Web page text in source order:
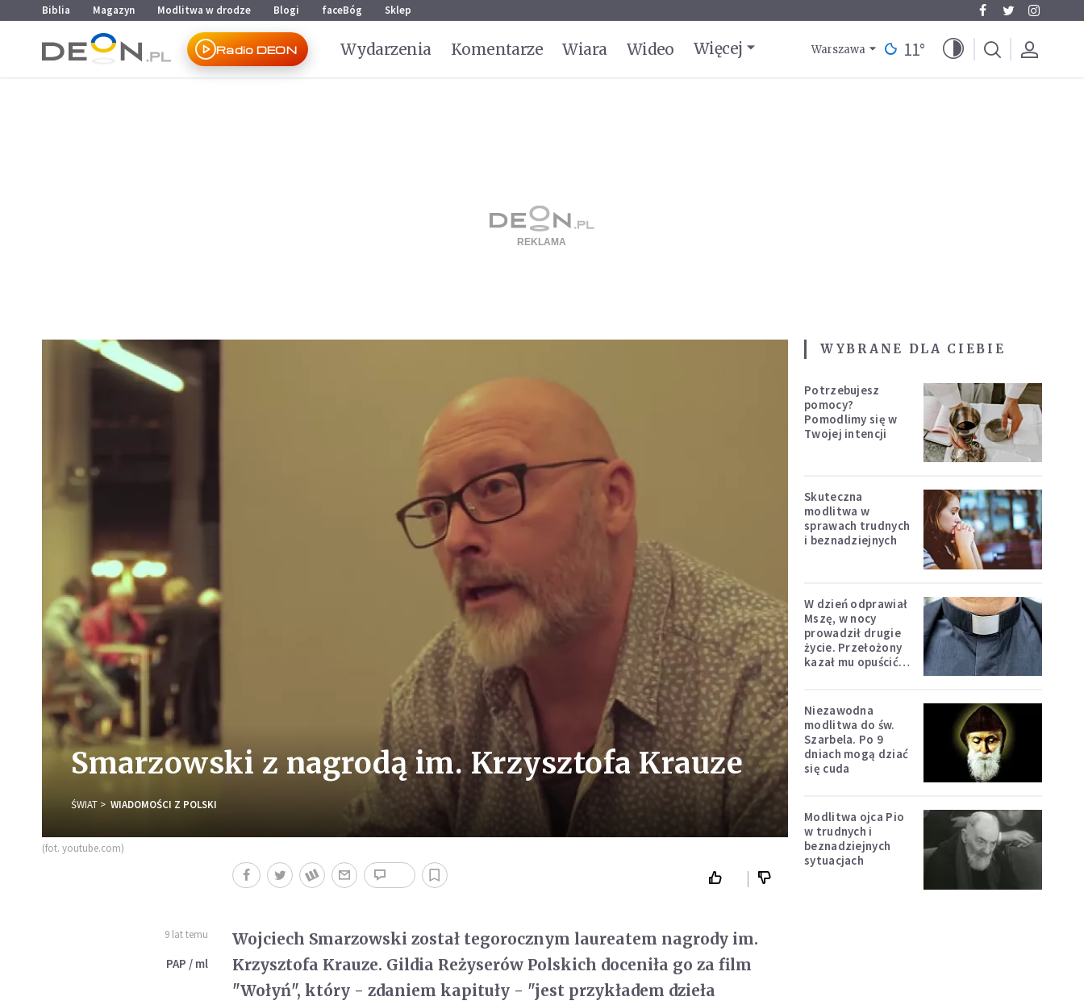
Przejdź do menu głównego
Przejdź do treści
Biblia Magazyn Modlitwa w drodze Blogi faceBóg Sklep
Radio DEON Wydarzenia Komentarze Wiara Wideo Więcej Warszawa 11°
Smarzowski z nagrodą im. Krzysztofa Krauze
ŚWIAT WIADOMOŚCI Z POLSKI
(fot. youtube.com)
9 lat temu
PAP / ml
Wojciech Smarzowski został tegorocznym laureatem nagrody im.
Krzysztofa Krauze. Gildia Reżyserów Polskich doceniła go za film
"Wołyń", który - zdaniem kapituły - "jest przykładem dzieła
WYBRANE DLA CIEBIE
Potrzebujesz
pomocy?
Pomodlimy się w
Twojej intencji
Skuteczna
modlitwa w
sprawach trudnych
i beznadziejnych
W dzień odprawiał
Mszę, w nocy
prowadził drugie
życie. Przełożony
kazał mu opuścić
Niezawodna
modlitwa do św.
Szarbela. Po 9
dniach mogą dziać
się cuda
Modlitwa ojca Pio
w trudnych i
beznadziejnych
sytuacjach